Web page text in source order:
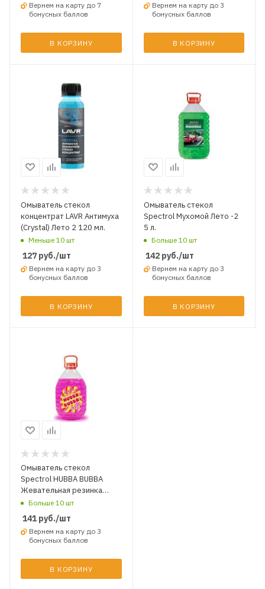
Вернем на карту до 7
бонусных баллов
В КОРЗИНУ
Вернем на карту до 3
бонусных баллов
В КОРЗИНУ
Омыватель стекол
концентрат LAVR Антимуха
(Crystal) Лето 2 120 мл.
Меньше 10 шт
127 руб./шт
Вернем на карту до 3
бонусных баллов
В КОРЗИНУ
Омыватель стекол
Spectrol Мухомой Лето -2
5 л.
Больше 10 шт
142руб./шт
Вернем на карту до 3
бонусных баллов
В КОРЗИНУ
Омыватель стекол
Spectrol HUBBA BUBBA
Жевательная резинка
Лето -2 5 л.
Больше 10 шт
141 руб./шт
Вернем на карту до 3
бонусных баллов
В КОРЗИНУ